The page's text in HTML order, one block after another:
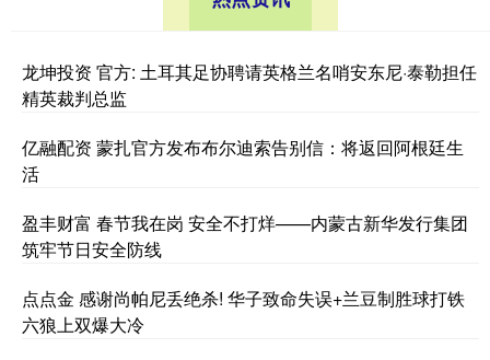
龙坤投资 官方: 土耳其足协聘请英格兰名哨安东尼·泰勒担任
精英裁判总监
亿融配资 蒙扎官方发布布尔迪索告别信：将返回阿根廷生
活
盈丰财富 春节我在岗 安全不打烊——内蒙古新华发行集团
筑牢节日安全防线
点点金 感谢尚帕尼丢绝杀! 华子致命失误+兰豆制胜球打铁
六狼上双爆大冷